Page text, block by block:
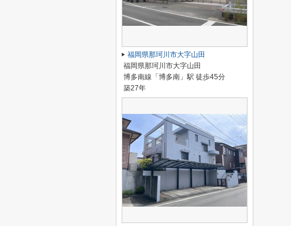
福岡県那珂川市大字山田
福岡県那珂川市大字山田
博多南線「博多南」駅 徒歩45分
築27年